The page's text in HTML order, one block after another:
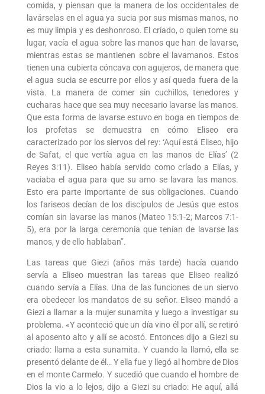
comida, y piensan que la manera de los occidentales de
lavárselas en el agua ya sucia por sus mismas manos, no
es muy limpia y es deshonroso. El críado, o quien tome su
lugar, vacía el agua sobre las manos que han de lavarse,
mientras estas se mantienen sobre el lavamanos. Estos
tienen una cubierta cóncava con agujeros, de manera que
el agua sucia se escurre por ellos y así queda fuera de la
vista. La manera de comer sin cuchillos, tenedores y
cucharas hace que sea muy necesario lavarse las manos.
Que esta forma de lavarse estuvo en boga en tiempos de
los profetas se demuestra en cómo Eliseo era
caracterizado por los siervos del rey: ‘Aquí está Eliseo, hijo
de Safat, el que vertía agua en las manos de Elías’ (2
Reyes 3:11). Eliseo había servido como críado a Elías, y
vaciaba el agua para que su amo se lavara las manos.
Esto era parte importante de sus obligaciones. Cuando
los fariseos decían de los discípulos de Jesús que estos
comían sin lavarse las manos (Mateo 15:1-2; Marcos 7:1-
5), era por la larga ceremonia que tenían de lavarse las
manos, y de ello hablaban”.
Las tareas que Giezi (años más tarde) hacía cuando
servía a Eliseo muestran las tareas que Eliseo realizó
cuando servía a Elías. Una de las funciones de un siervo
era obedecer los mandatos de su señor. Eliseo mandó a
Giezi a llamar a la mujer sunamita y luego a investigar su
problema. «Y aconteció que un día vino él por allí, se retiró
al aposento alto y allí se acostó. Entonces dijo a Giezi su
criado: llama a esta sunamita. Y cuando la llamó, ella se
presentó delante de él… Y ella fue y llegó al hombre de Dios
en el monte Carmelo. Y sucedió que cuando el hombre de
Dios la vio a lo lejos, dijo a Giezi su criado: He aquí, allá